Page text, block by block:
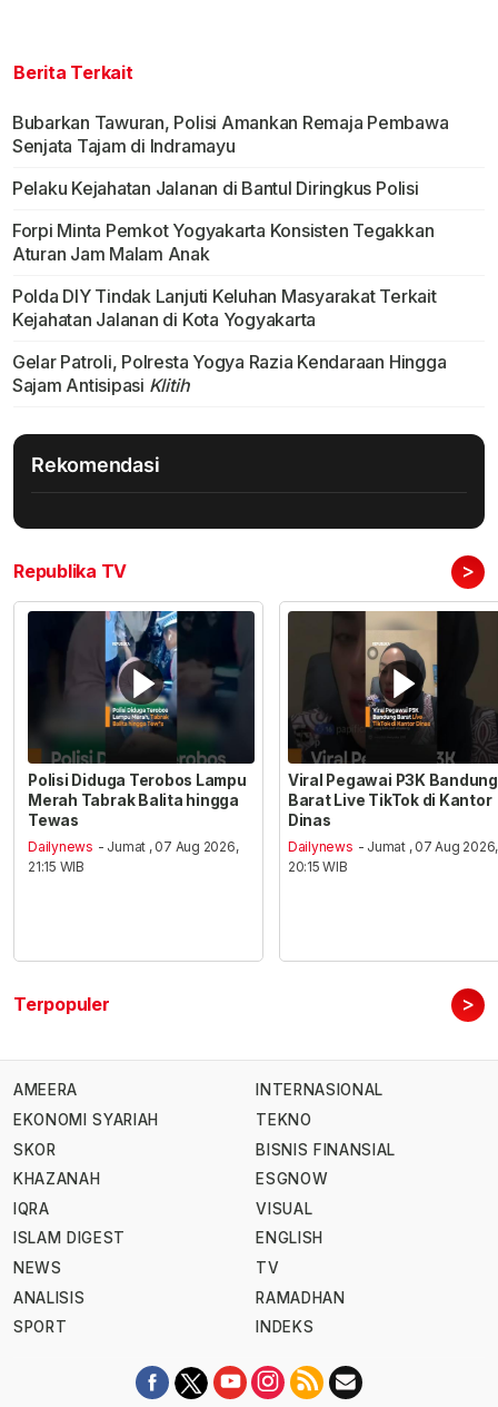
Berita Terkait
Bubarkan Tawuran, Polisi Amankan Remaja Pembawa
Senjata Tajam di Indramayu
Pelaku Kejahatan Jalanan di Bantul Diringkus Polisi
Forpi Minta Pemkot Yogyakarta Konsisten Tegakkan
Aturan Jam Malam Anak
Polda DIY Tindak Lanjuti Keluhan Masyarakat Terkait
Kejahatan Jalanan di Kota Yogyakarta
Gelar Patroli, Polresta Yogya Razia Kendaraan Hingga
Sajam Antisipasi Klitih
Rekomendasi
Republika TV >
Polisi Diduga Terobos Lampu
Merah Tabrak Balita hingga
Tewas
Dailynews - Jumat , 07 Aug 2026,
21:15 WIB
Viral Pegawai P3K Bandung
Barat Live TikTok di Kantor
Dinas
Dailynews - Jumat , 07 Aug 2026,
20:15 WIB
Terpopuler >
AMEERA
EKONOMI SYARIAH
SKOR
KHAZANAH
IQRA
ISLAM DIGEST
NEWS
ANALISIS
SPORT
INTERNASIONAL
TEKNO
BISNIS FINANSIAL
ESGNOW
VISUAL
ENGLISH
TV
RAMADHAN
INDEKS